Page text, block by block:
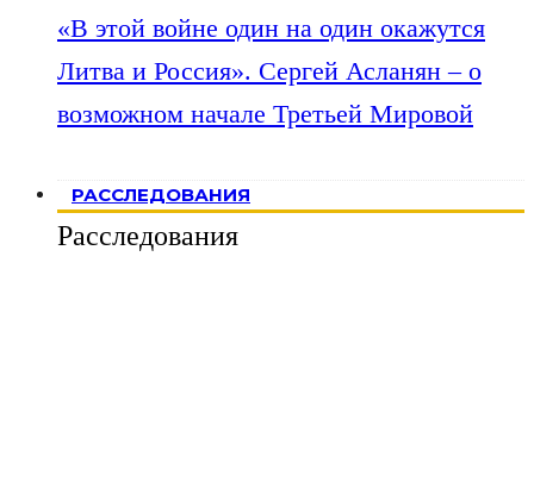
«В этой войне один на один окажутся
Литва и Россия». Сергей Асланян – о
возможном начале Третьей Мировой
РАССЛЕДОВАНИЯ
Расследования